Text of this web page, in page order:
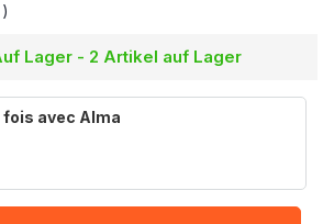
Lager - 2 Artikel auf Lager
fois avec Alma